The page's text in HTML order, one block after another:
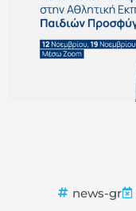
news-gr